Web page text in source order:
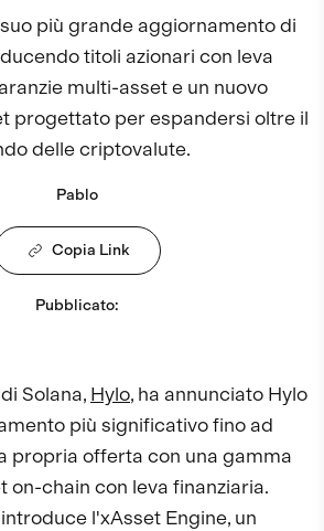
più grande aggiornamento di
titoli azionari con leva
multi-asset e un nuovo
progettato per espandersi oltre il
delle criptovalute.
Pablo
Copia Link
Pubblicato:
Solana, Hylo, ha annunciato Hylo
più significativo fino ad
propria offerta con una gamma
on-chain con leva finanziaria.
l'xAsset Engine, un